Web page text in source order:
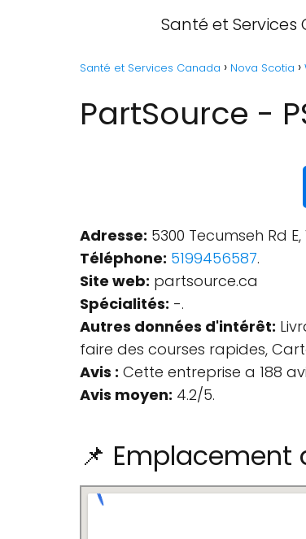
Santé et
Santé et Services Canada Nova Scotia
PartSource -
Adresse: 5300 Tecumseh Rd
Téléphone: 5199456587.
Site web: partsource.ca
Spécialités: -.
Autres données d'intérêt:
faire des courses rapides,
Avis : Cette entreprise a 188
Avis moyen: 4.2/5.
📌 Emplacement